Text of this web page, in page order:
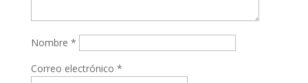
Nombre *
Correo electrónico *